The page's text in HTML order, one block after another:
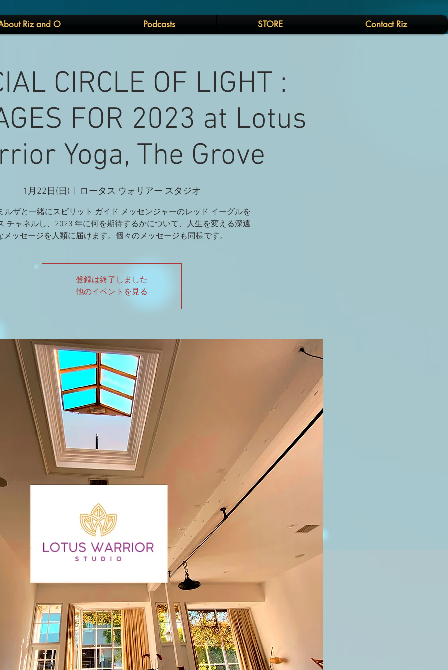
Riz and O Podcasts STORE Contact Riz
CIRCLE OF LIGHT :
FOR 2023 at Lotus
Yoga, The Grove
1月22日(日) ロータス ウォリアー スタジオ
ルザと一緒にスピリット ガイド メッセンジャーのレッド イーグルを
チャネルし、2023 年に何を期待するかについて、人生を変える深遠
メッセージを人類に届けます。個々のメッセージも同様です。
登録は終了しました
他のイベントを見る